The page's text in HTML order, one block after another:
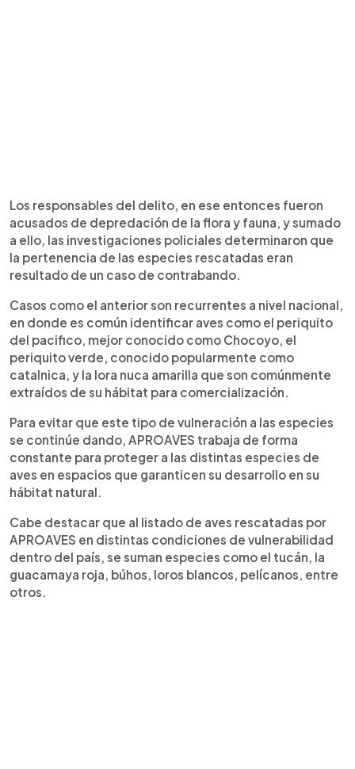
Los responsables del delito, en ese entonces fueron
acusados de depredación de la flora y fauna, y sumado
a ello, las investigaciones policiales determinaron que
la pertenencia de las especies rescatadas eran
resultado de un caso de contrabando.
Casos como el anterior son recurrentes a nivel nacional,
en donde es común identificar aves como el periquito
del pacifico, mejor conocido como Chocoyo, el
periquito verde, conocido popularmente como
catalnica, y la lora nuca amarilla que son comúnmente
extraídos de su hábitat para comercialización.
Para evitar que este tipo de vulneración a las especies
se continúe dando, APROAVES trabaja de forma
constante para proteger a las distintas especies de
aves en espacios que garanticen su desarrollo en su
hábitat natural.
Cabe destacar que al listado de aves rescatadas por
APROAVES en distintas condiciones de vulnerabilidad
dentro del país, se suman especies como el tucán, la
guacamaya roja, búhos, loros blancos, pelícanos, entre
otros.